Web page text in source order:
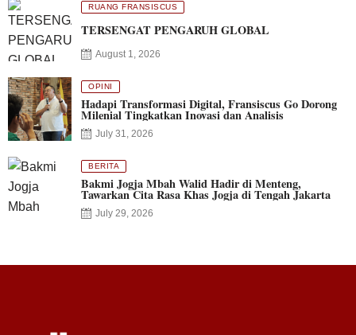
RUANG FRANSISCUS
TERSENGAT PENGARUH GLOBAL
August 1, 2026
OPINI
Hadapi Transformasi Digital, Fransiscus Go Dorong
Milenial Tingkatkan Inovasi dan Analisis
July 31, 2026
BERITA
Bakmi Jogja Mbah Walid Hadir di Menteng,
Tawarkan Cita Rasa Khas Jogja di Tengah Jakarta
July 29, 2026